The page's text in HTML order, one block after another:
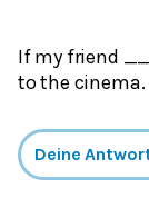
If my friend
to the cinema.